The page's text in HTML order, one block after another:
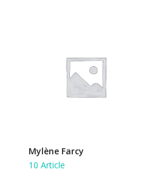
Mylène Farcy
10 Article